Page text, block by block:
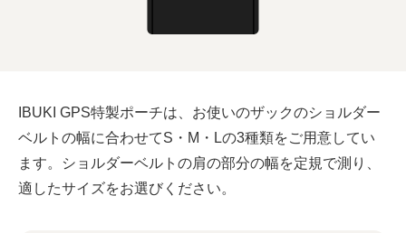
IBUKI GPS特製ポーチは、お使いのザックのショルダー
ベルトの幅に合わせてS・M・Lの3種類をご用意してい
ます。ショルダーベルトの肩の部分の幅を定規で測り、
適したサイズをお選びください。